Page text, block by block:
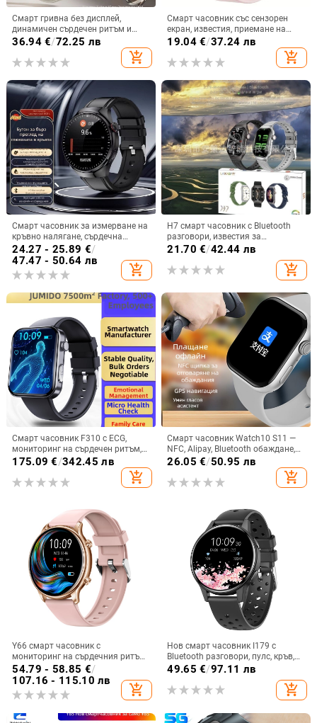
Смарт гривна без дисплей,
динамичен сърдечен ритъм и
телесна температура,
водоустойчива до 30 м, живот на
36.94€/72.25 лв
add_shopping_cart
Смарт часовник със сензорен
екран, известия, приемане на
обаждания, мониторинг на съня,
19.04€/37.24 лв
add_shopping_cart
Смарт часовник за измерване на
кръвно налягане, сърдечна
честота и кислород в кръвта, NFC
плащания и мониторинг на съня
24.27 - 25.89 €/
47.47 - 50.64 лв
add_shopping_cart
H7 смарт часовник с Bluetooth
разговори, известия за
съобщения, извит корпус, TFT
сърдечна честота
21.70 €/42.44 лв
add_shopping_cart
Смарт часовник F310 с ECG,
мониторинг на сърдечен ритъм,
кръвно налягане, кислород в
175.09 €/342.45 лв
add_shopping_cart
Смарт часовник Watch10 S11 —
NFC, Alipay, Bluetooth обаждане,
мониторинг на сърдечния ритъм
26.05 €/50.95 лв
add_shopping_cart
Y66 смарт часовник с
мониторинг на сърдечния ритъм,
измерване на телесна
температура, Bluetooth
разговори, офлайн плащане и
следене на съня
54.79 - 58.85 €/
107.16 - 115.10 лв
add_shopping_cart
Нов смарт часовник I179 с
Bluetooth разговори, пулс, кръв,
кислород, музика, броене на
крачки, спортен смарт часовник
49.65 €/97.11 лв
add_shopping_cart